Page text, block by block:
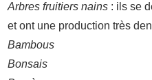
Arbres fruitiers nains : ils se
et ont une production très
Bambous
Bonsais